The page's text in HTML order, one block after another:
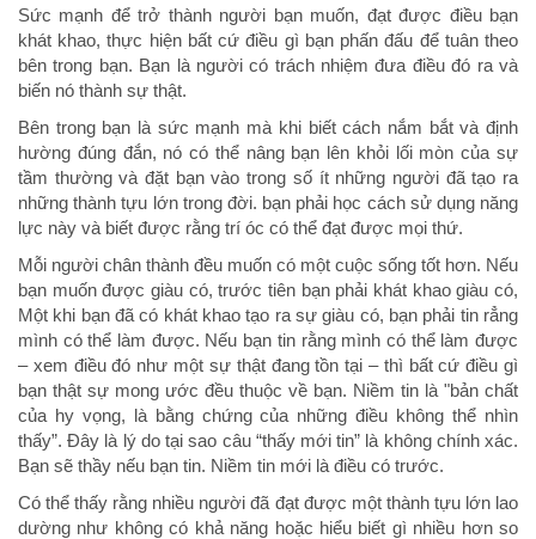
Sức mạnh để trở thành người bạn muốn, đạt được điều bạn
khát khao, thực hiện bất cứ điều gì bạn phấn đấu để tuân theo
bên trong bạn. Bạn là người có trách nhiệm đưa điều đó ra và
biến nó thành sự thật.
Bên trong bạn là sức mạnh mà khi biết cách nắm bắt và định
hường đúng đắn, nó có thể nâng bạn lên khỏi lối mòn của sự
tầm thường và đặt bạn vào trong số ít những người đã tạo ra
những thành tựu lớn trong đời. bạn phải học cách sử dụng năng
lực này và biết được rằng trí óc có thể đạt được mọi thứ.
Mỗi người chân thành đều muốn có một cuộc sống tốt hơn. Nếu
bạn muốn được giàu có, trước tiên bạn phải khát khao giàu có,
Một khi bạn đã có khát khao tạo ra sự giàu có, bạn phải tin rẳng
mình có thể làm được. Nếu bạn tin rằng mình có thể làm được
– xem điều đó như một sự thật đang tồn tại – thì bất cứ điều gì
bạn thật sự mong ước đều thuộc về bạn. Niềm tin là "bản chất
của hy vọng, là bằng chứng của những điều không thể nhìn
thấy”. Đây là lý do tại sao câu “thấy mới tin” là không chính xác.
Bạn sẽ thầy nếu bạn tin. Niềm tin mới là điều có trước.
Có thể thấy rằng nhiều người đã đạt được một thành tựu lớn lao
dường như không có khả năng hoặc hiểu biết gì nhiều hơn so